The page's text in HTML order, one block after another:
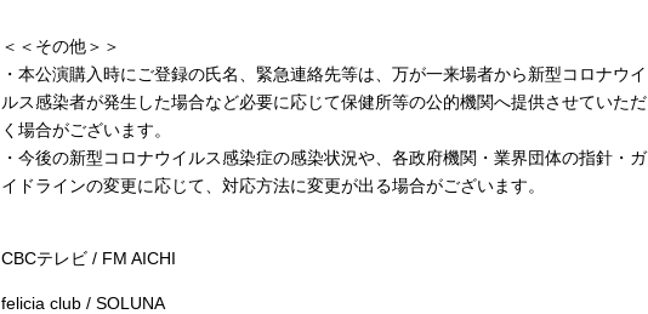
＜＜その他＞＞
・本公演購入時にご登録の氏名、緊急連絡先等は、万が一来場者から新型コロナウイ
ルス感染者が発生した場合など必要に応じて保健所等の公的機関へ提供させていただ
く場合がございます。
・今後の新型コロナウイルス感染症の感染状況や、各政府機関・業界団体の指針・ガ
イドラインの変更に応じて、対応方法に変更が出る場合がございます。
CBCテレビ / FM AICHI
felicia club / SOLUNA